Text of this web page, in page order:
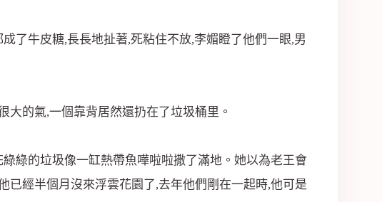
了牛皮糖,長長地扯著,死粘住不放,李媚瞪了他們一眼,男
大的氣,一個靠背居然還扔在了垃圾桶里。
綠的垃圾像一缸熱帶魚嘩啦啦撒了滿地。她以為老王會
已經半個月沒來浮雲花園了,去年他們剛在一起時,他可是